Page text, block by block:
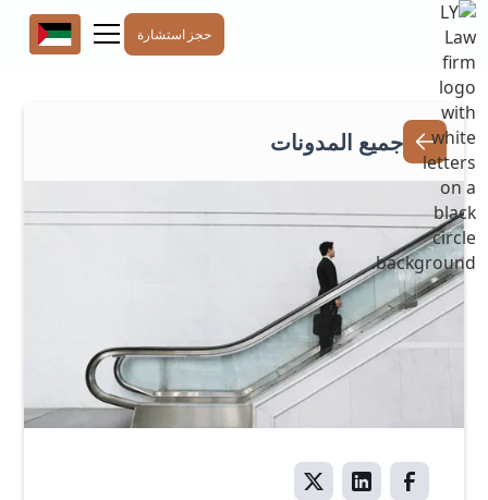
حجز استشارة
جميع المدونات